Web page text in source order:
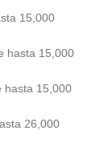
15,000
hasta 15,000
hasta 15,000
26,000